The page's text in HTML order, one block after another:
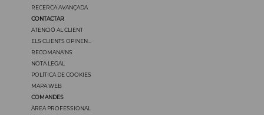
RECERCA AVANÇADA
CONTACTAR
ATENCIÓ AL CLIENT
ELS CLIENTS OPINEN...
RECOMANA'NS
NOTA LEGAL
POLÍTICA DE COOKIES
MAPA WEB
COMANDES
ÀREA PROFESSIONAL